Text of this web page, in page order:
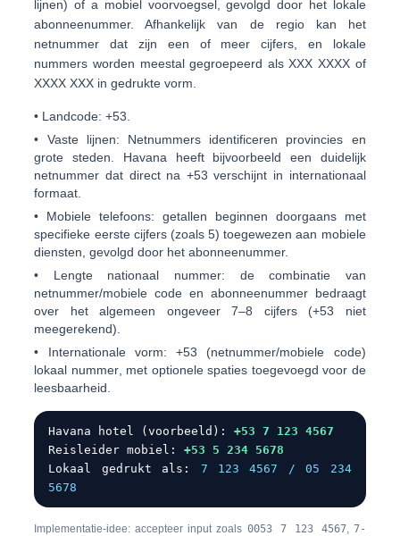
lijnen) of a mobiel voorvoegsel, gevolgd door het lokale
abonneenummer. Afhankelijk van de regio kan het
netnummer dat zijn een of meer cijfers, en lokale
nummers worden meestal gegroepeerd alsXXX XXXX of
XXXX XXX in gedrukte vorm.
• Landcode: +53
• Vaste lijnen: Netnummers identificeren provincies en
grote steden. Havana heeft bijvoorbeeld een duidelijk
netnummer dat direct na +53 verschijnt in internationaal
formaat.
• Mobiele telefoons: getallen beginnen doorgaans met
specifieke eerste cijfers (zoals5) toegewezen aan mobiele
diensten, gevolgd door het abonneenummer.
• Lengte nationaal nummer: de combinatie van
netnummer/mobiele code en abonneenummer bedraagt
over het algemeen ongeveer7–8 cijfers(+53 niet
meegerekend).
• Internationale vorm:
+53 (netnummer/mobiele code)
lokaal nummer, met optionele spaties toegevoegd voor de
leesbaarheid.
Havana hotel (voorbeeld):+53 7 123 4567
Reisleider mobiel:+53 5 234 5678
Lokaal gedrukt als: 7 123 4567 / 05 234
5678
Implementatie-idee: accepteer input zoals 0053 7 123 4567, 7-